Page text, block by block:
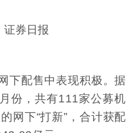
券日报
下配售中表现积极。据
份，共有111家公募机
网下“打新”，合计获配